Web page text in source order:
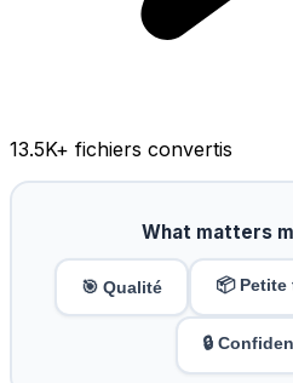
13.5K+ fichiers convertis
What matters
🎯 Qualité 📦 Petite
🔒